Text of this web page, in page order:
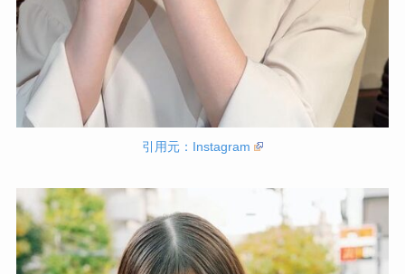
引用元：Instagram